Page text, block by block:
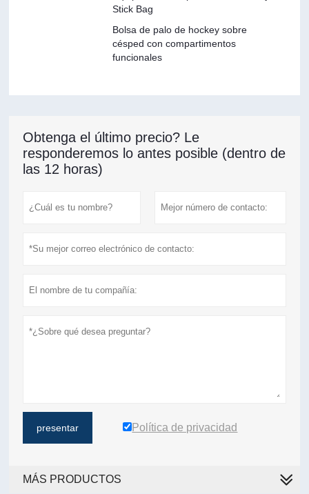
Stick Bag
Bolsa de palo de hockey sobre
césped con compartimentos
funcionales
Obtenga el último precio? Le
responderemos lo antes posible (dentro de
las 12 horas)
presentar Política de privacidad
MÁS PRODUCTOS